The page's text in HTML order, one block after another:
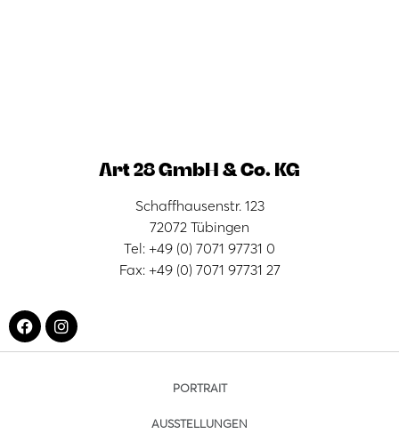
Art 28 GmbH & Co. KG
Schaffhausenstr. 123
72072 Tübingen
Tel: +49 (0) 7071 97731 0
Fax: +49 (0) 7071 97731 27
PORTRAIT
AUSSTELLUNGEN